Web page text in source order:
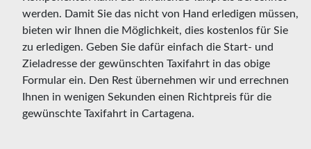
werden. Damit Sie das nicht von Hand erledigen müssen,
bieten wir Ihnen die Möglichkeit, dies kostenlos für Sie
zu erledigen. Geben Sie dafür einfach die Start- und
Zieladresse der gewünschten Taxifahrt in das obige
Formular ein. Den Rest übernehmen wir und errechnen
Ihnen in wenigen Sekunden einen Richtpreis für die
gewünschte Taxifahrt in Cartagena.